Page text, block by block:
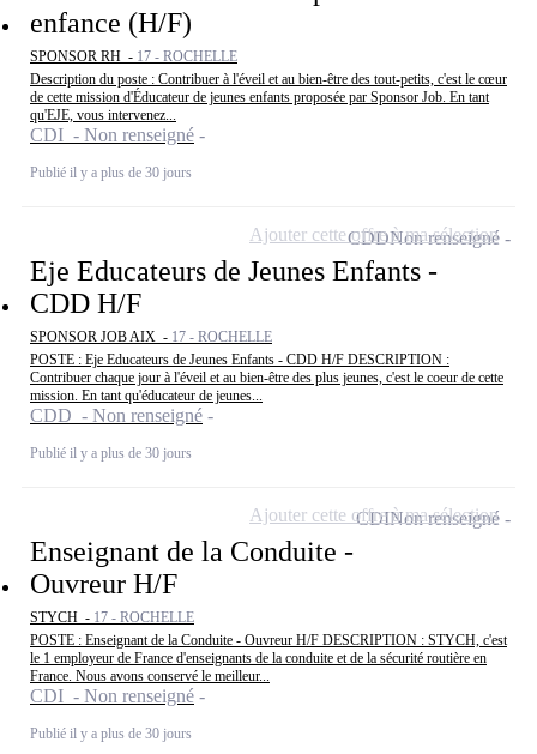
enfance (H/F)
SPONSOR RH - 17 - ROCHELLE
Description du poste : Contribuer à l'éveil et au bien-être des tout-petits, c'est le cœur
de cette mission d'Éducateur de jeunes enfants proposée par Sponsor Job. En tant
qu'EJE, vous intervenez...
CDI - Non renseigné
Publié il y a plus de 30 jours
Eje Educateurs de Jeunes Enfants -
CDD H/F
SPONSOR JOB AIX - 17 - ROCHELLE
POSTE : Eje Educateurs de Jeunes Enfants - CDD H/F DESCRIPTION :
Contribuer chaque jour à l'éveil et au bien-être des plus jeunes, c'est le coeur de cette
mission. En tant qu'éducateur de jeunes...
CDD - Non renseigné
Publié il y a plus de 30 jours
CDDNon renseigné
Ajouter cette offre à ma sélection
Enseignant de la Conduite -
Ouvreur H/F
STYCH - 17 - ROCHELLE
POSTE : Enseignant de la Conduite - Ouvreur H/F DESCRIPTION : STYCH, c'est
le 1 employeur de France d'enseignants de la conduite et de la sécurité routière en
France. Nous avons conservé le meilleur...
CDI - Non renseigné
Publié il y a plus de 30 jours
CDINon renseigné
Ajouter cette offre à ma sélection